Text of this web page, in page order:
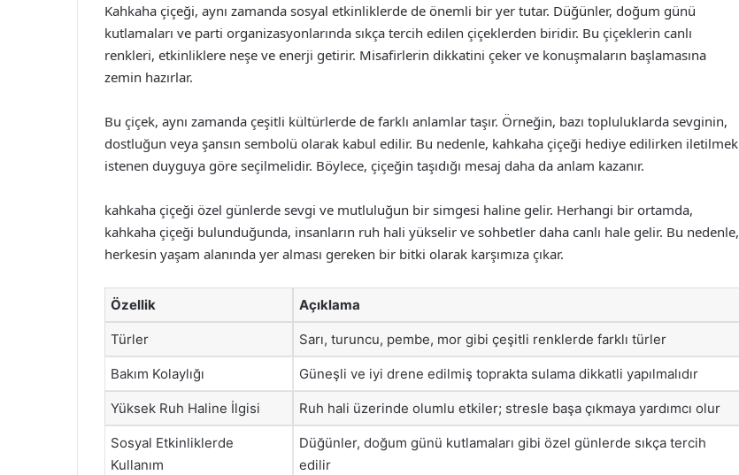
Kahkaha çiçeği, aynı zamanda sosyal etkinliklerde de önemli bir yer tutar. Düğünler, doğum günü
kutlamaları ve parti organizasyonlarında sıkça tercih edilen çiçeklerden biridir. Bu çiçeklerin canlı
renkleri, etkinliklere neşe ve enerji getirir. Misafirlerin dikkatini çeker ve konuşmaların başlamasına
zemin hazırlar.
Bu çiçek, aynı zamanda çeşitli kültürlerde de farklı anlamlar taşır. Örneğin, bazı topluluklarda sevginin,
dostluğun veya şansın sembolü olarak kabul edilir. Bu nedenle, kahkaha çiçeği hediye edilirken iletilmek
istenen duyguya göre seçilmelidir. Böylece, çiçeğin taşıdığı mesaj daha da anlam kazanır.
kahkaha çiçeği özel günlerde sevgi ve mutluluğun bir simgesi haline gelir. Herhangi bir ortamda,
kahkaha çiçeği bulunduğunda, insanların ruh hali yükselir ve sohbetler daha canlı hale gelir. Bu nedenle,
herkesin yaşam alanında yer alması gereken bir bitki olarak karşımıza çıkar.
Özellik Açıklama
Türler Sarı, turuncu, pembe, mor gibi çeşitli renklerde farklı türler
Bakım Kolaylığı Güneşli ve iyi drene edilmiş toprakta sulama dikkatli yapılmalıdır
Yüksek Ruh Haline İlgisi Ruh hali üzerinde olumlu etkiler; stresle başa çıkmaya yardımcı olur
Sosyal Etkinliklerde
Kullanım
Düğünler, doğum günü kutlamaları gibi özel günlerde sıkça tercih
edilir